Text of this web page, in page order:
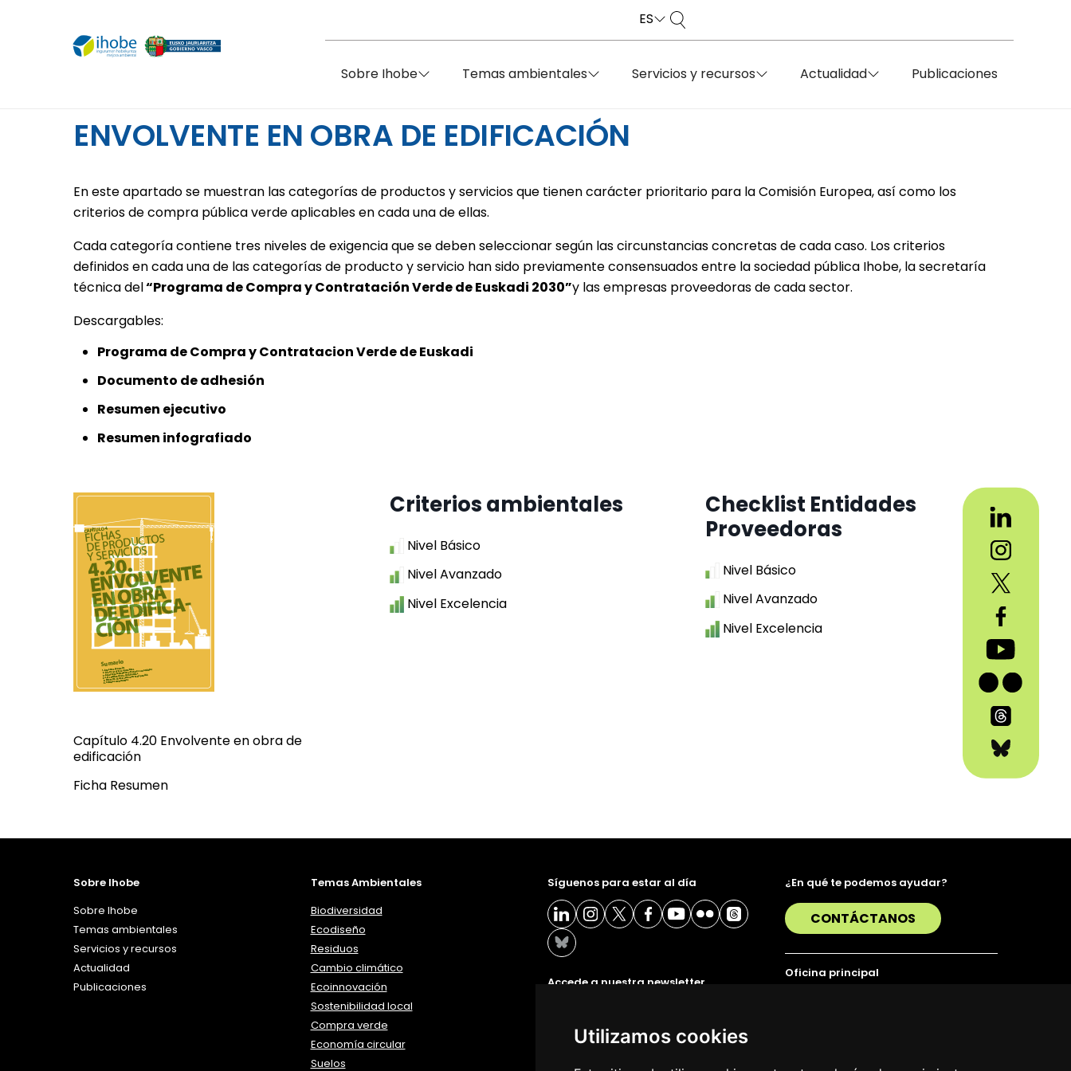
Utilizamos cookies
ES
Sobre Ihobe Temas ambientales Servicios y recursos Actualidad Publicaciones
ENVOLVENTE EN OBRA DE EDIFICACIÓN
En este apartado se muestran las categorías de productos y servicios que tienen carácter prioritario para la Comisión Europea, así como los
criterios de compra pública verde aplicables en cada una de ellas.
Cada categoría contiene tres niveles de exigencia que se deben seleccionar según las circunstancias concretas de cada caso. Los criterios
definidos en cada una de las categorías de producto y servicio han sido previamente consensuados entre la sociedad pública Ihobe, la secretaría
técnica del“Programa de Compra y Contratación Verde de Euskadi 2030”y las empresas proveedoras de cada sector.
Descargables:
Programa de Compra y Contratacion Verde de Euskadi
Documento de adhesión
Resumen ejecutivo
Resumen infografiado
Capítulo 4.20 Envolvente en obra de
edificación
Ficha Resumen
Criterios ambientales
Nivel Básico
Nivel Avanzado
Nivel Excelencia
Checklist Entidades
Proveedoras
Nivel Básico
Nivel Avanzado
Nivel Excelencia
Sobre Ihobe
Sobre Ihobe
Temas ambientales
Servicios y recursos
Actualidad
Publicaciones
Temas Ambientales
Biodiversidad
Ecodiseño
Residuos
Cambio climático
Ecoinnovación
Sostenibilidad local
Compra verde
Economía circular
Suelos
Síguenos para estar al día
Accede a nuestra newsletter
¿En qué te podemos ayudar?
CONTÁCTANOS
Oficina principal